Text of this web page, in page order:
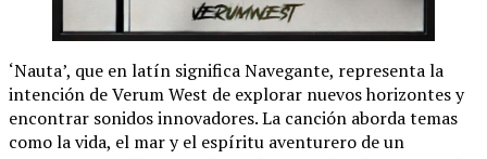
‘Nauta’, que en latín significa Navegante, representa la
intención de Verum West de explorar nuevos horizontes y
encontrar sonidos innovadores. La canción aborda temas
como la vida, el mar y el espíritu aventurero de un